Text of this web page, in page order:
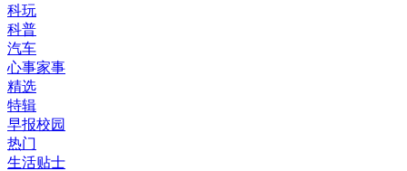
科玩
科普
汽车
心事家事
精选
特辑
早报校园
热门
生活贴士